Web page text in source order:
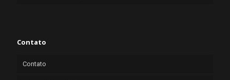
Contato
Contato